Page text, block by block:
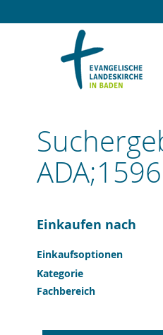
Einkaufen nach
Einkaufsoptionen
Kategorie
Fachbereich